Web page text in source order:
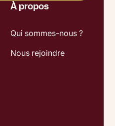
À propos
Qui sommes-nous ?
Nous rejoindre